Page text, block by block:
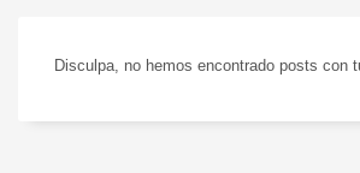
Disculpa, no hemos encontrado posts con